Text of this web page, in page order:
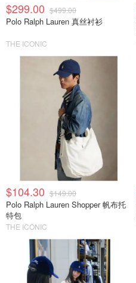
$299.00 $499.00
Polo Ralph Lauren 真丝衬衫
THE ICONIC
$104.30 $149.00
Polo Ralph Lauren Shopper 帆布托
特包
THE ICONIC